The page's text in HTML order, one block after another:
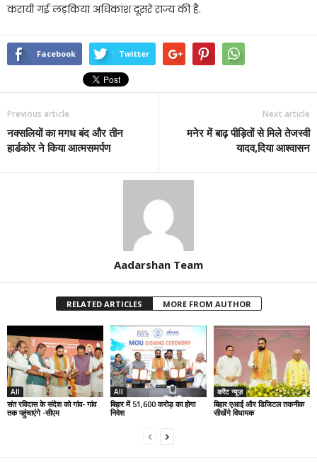
करायी गई लड़कियां अधिकांश दूसरे राज्य की है.
Facebook Twitter
Previous article
नक्सलियों का मगध बंद और तीन
हार्डकोर ने किया आत्मसमर्पण
Next article
मनेर में बाढ़ पीड़ितों से मिले तेजस्वी
यादव,दिया आश्वासन
Aadarshan Team
RELATED ARTICLES MORE FROM AUTHOR
All
संत रविदास के संदेश को गांव- गांव
तक पहुंचाएंगे -सीएम
All
बिहार में 51,600 करोड़ का होगा
निवेश
करेंट न्यूज़
बिहार:एआई और डिजिटल तकनीक
सीखेंगे विधायक